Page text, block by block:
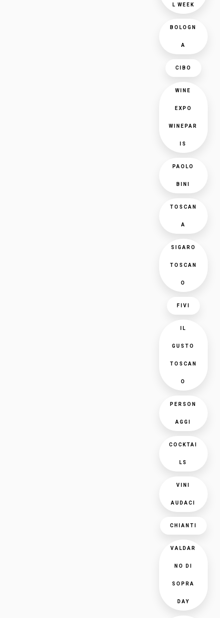
L WEEK
BOLOGN
A
CIBO
WINE
EXPO
WINEPAR
IS
PAOLO
BINI
TOSCAN
A
SIGARO
TOSCAN
O
FIVI
IL
GUSTO
TOSCAN
O
PERSON
AGGI
COCKTAI
LS
VINI
AUDACI
CHIANTI
VALDAR
NO DI
SOPRA
DAY